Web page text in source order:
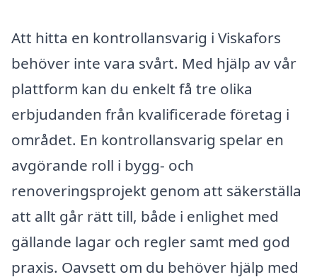
Att hitta en kontrollansvarig i Viskafors
behöver inte vara svårt. Med hjälp av vår
plattform kan du enkelt få tre olika
erbjudanden från kvalificerade företag i
området. En kontrollansvarig spelar en
avgörande roll i bygg- och
renoveringsprojekt genom att säkerställa
att allt går rätt till, både i enlighet med
gällande lagar och regler samt med god
praxis. Oavsett om du behöver hjälp med